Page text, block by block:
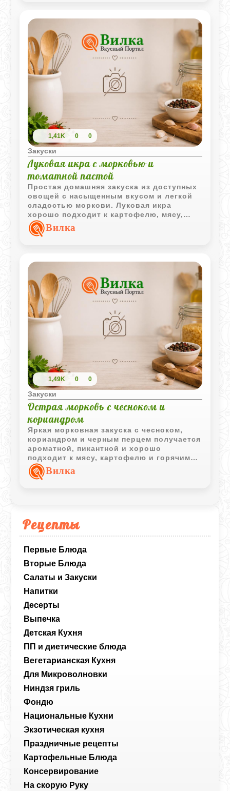
Рецепты
Первые Блюда
Вторые Блюда
Салаты и Закуски
Напитки
Десерты
Выпечка
Детская Кухня
ПП и диетические блюда
Вегетарианская Кухня
Для Микроволновки
Ниндзя гриль
Фондю
Национальные Кухни
Экзотическая кухня
Праздничные рецепты
Картофельные Блюда
Консервирование
На скорую Руку
1,41K 0 0
Закуски
Луковая икра с морковью и
томатной пастой
Простая домашняя закуска из доступных
овощей с насыщенным вкусом и легкой
сладостью моркови. Луковая икра
хорошо подходит к картофелю, мясу,
свежему хлебу и холодным закускам.
Вилка
1,49K 0 0
Закуски
Острая морковь с чесноком и
кориандром
Яркая морковная закуска с чесноком,
кориандром и черным перцем получается
ароматной, пикантной и хорошо
подходит к мясу, картофелю и горячим
блюдам.Вилка